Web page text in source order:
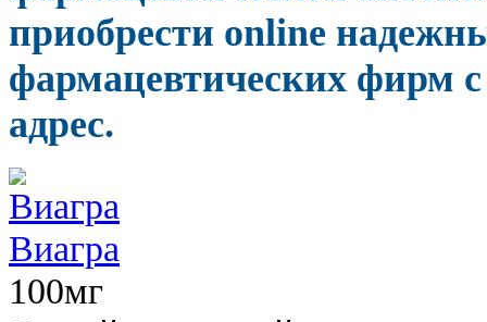
приобрести online
фармацевтических фирм
адрес.
Виагра
100мг